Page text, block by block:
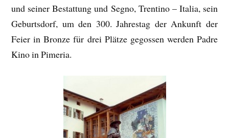
und seiner Bestattung und Segno, Trentino – Italia, sein
Geburtsdorf, um den 300. Jahrestag der Ankunft der
Feier in Bronze für drei Plätze gegossen werden Padre
Kino in Pimeria.